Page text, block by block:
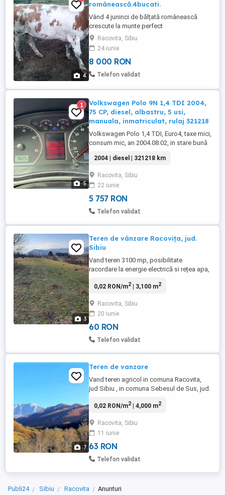
4
românească.4bucati.
Vând 4 juninci de bălțată românească
crescute la munte perfect
sănătoase.asteotam posibil
cumpărători.Sunt montate de aproape o
lună.
Racovita, Sibiu
24 iunie
8 000 RON
Telefon validat
5
1
Volkswagen Polo 9N 1,4 TDI 2004,
75 CP, diesel, albastru, 5 usi,
manuala, inmatriculat, rulaj 321218
Volkswagen Polo 1,4 TDI, Euro4, taxe mici,
consum mic, an 2004.08.02, in stare bună
geamuri electrice, senzori parcare spate,
navigație android cu cartelă SIM,+4
anvelope iarnă, baterie noua, ITP
18.06.2026 valabil un an.
2004 | diesel | 321218 km
Racovita, Sibiu
22 iunie
5 757 RON
Telefon validat
3
Teren de vânzare Racovița, jud.
Sibiu
Vand teren 3100 mp, posibilitate
racordare la energie electrică si rețea apa,
0,02 RON/m2| 3,100 m2
Racovita, Sibiu
20 iunie
60 RON
Telefon validat
7
Teren de vanzare
Vand teren agricol in comuna Racovita,
jud Sibiu , in comuna Sebesul de Sus, jud.
negociabil
0,02 RON/m2| 4,000 m2
Racovita, Sibiu
11 iunie
63 RON
Telefon validat
Publi24 Sibiu Racovita Anunturi